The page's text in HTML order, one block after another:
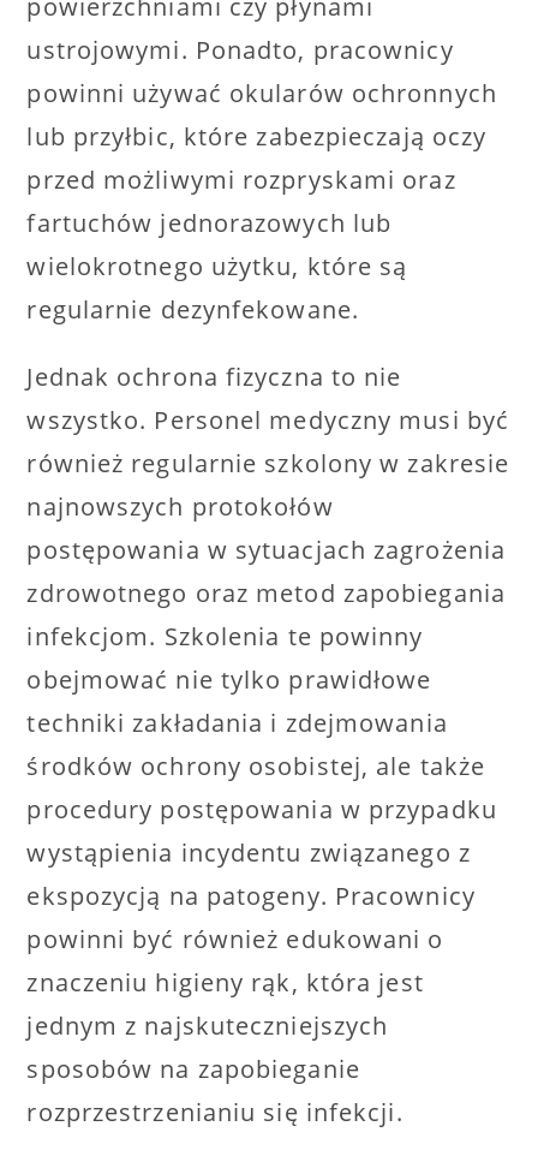
ustrojowymi. Ponadto, pracownicy
powinni używać okularów ochronnych
lub przyłbic, które zabezpieczają oczy
przed możliwymi rozpryskami oraz
fartuchów jednorazowych lub
wielokrotnego użytku, które są
regularnie dezynfekowane.
Jednak ochrona fizyczna to nie
wszystko. Personel medyczny musi być
również regularnie szkolony w zakresie
najnowszych protokołów
postępowania w sytuacjach zagrożenia
zdrowotnego oraz metod zapobiegania
infekcjom. Szkolenia te powinny
obejmować nie tylko prawidłowe
techniki zakładania i zdejmowania
środków ochrony osobistej, ale także
procedury postępowania w przypadku
wystąpienia incydentu związanego z
ekspozycją na patogeny. Pracownicy
powinni być również edukowani o
znaczeniu higieny rąk, która jest
jednym z najskuteczniejszych
sposobów na zapobieganie
rozprzestrzenianiu się infekcji.